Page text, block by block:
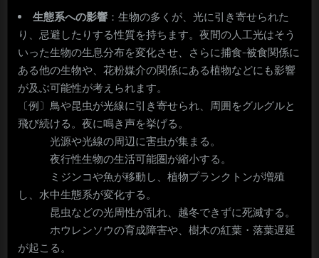
生態系への影響 ：生物の多くが、光に引き寄せられた
り、忌避したりする性質を持ちます。夜間の人工光はそう
いった生物の生息分布を変化させ、さらに捕食-被食関係に
ある他の生物や、花粉媒介の関係にある植物などにも影響
が及ぶ可能性が考えられます。
〔例〕鳥や昆虫が光線に引き寄せられ、周囲をグルグルと
飛び続ける。夜に鳴き声を挙げる。
光源や光線の周辺に害虫が集まる。
夜行性生物の生活可能圏が縮小する。
ミジンコや魚が移動し、植物プランクトンが増殖
し、水中生態系が変化する。
昆虫などの光周性が乱れ、越冬できずに死滅する。
ホウレンソウの育成障害や、樹木の紅葉・落葉遅延
が起こる。